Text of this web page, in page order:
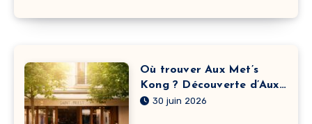
Où trouver Aux Met’s
Kong ? Découverte d’Aux
Met’s Kong à Saint-Priest
30 juin 2026